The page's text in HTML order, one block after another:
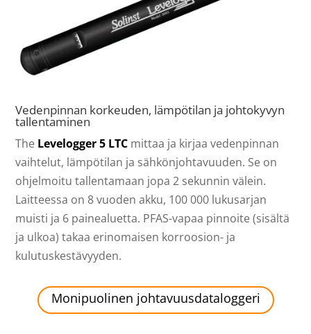
Vedenpinnan korkeuden, lämpötilan ja johtokyvyn
tallentaminen
The Levelogger 5 LTC mittaa ja kirjaa vedenpinnan
vaihtelut, lämpötilan ja sähkönjohtavuuden. Se on
ohjelmoitu tallentamaan jopa 2 sekunnin välein.
Laitteessa on 8 vuoden akku, 100 000 lukusarjan
muisti ja 6 painealuetta. PFAS-vapaa pinnoite (sisältä
ja ulkoa) takaa erinomaisen korroosion- ja
kulutuskestävyyden.
Monipuolinen johtavuusdataloggeri